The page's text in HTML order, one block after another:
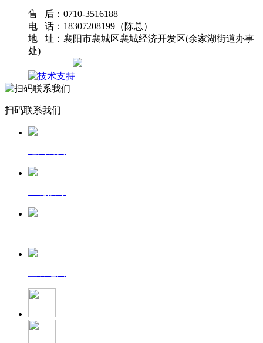
售 后：0710-3516188
电 话：18307208199（陈总）
地 址：襄阳市襄城区襄城经济开发区(余家湖街道办事
处)
扫码联系我们